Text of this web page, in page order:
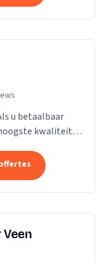
u betaalbaar
kwaliteit
passie is, dit